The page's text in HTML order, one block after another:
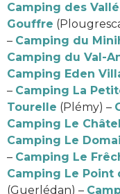
Camping des
Gouffre
– Camping du
Camping du Val-
Camping Eden
– Camping La
Tourelle (Plémy) –
Camping Le
Camping Le
– Camping Le
Camping Le Point
(Guerlédan) –